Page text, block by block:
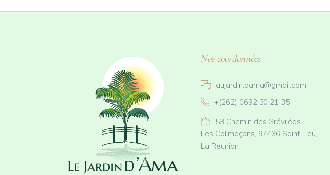
Nos coordonnées
aujardin.dama@gmail.com
+(262) 0692 30 21 35
53 Chemin des Gréviléas
Les Colimaçons, 97436 Saint-Leu,
La Réunion